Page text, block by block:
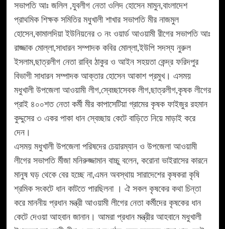
সভাপতি আঃ জলিল ,যুবলীগ নেতা ওলিদ হোসেন মামুন,বাংলাদেশ
প্রাথমিক শিক্ষক সমিতির মধুখালী শাখার সভাপতি মীর নাজমুল
হোসেন,কামালদিয়া ইউনিয়নের ৩ নং ওয়ার্ড আওয়ামী রীগের সভাপতি আঃ
রাজ্জাক মোল্লা,সাধারন সম্পাদক কবির মোল্লা,ইউপি সদস্য নুরুল
ইসলাম,ছাত্রলীগ নেতা রাব্বি ঠাকুর ও আইন সহয়তা কেন্দ্র ফরিদপুর
বিভাগী সাধারন সম্পাদক আক্তার হোসেন আকাশ প্রমুখ। এসময়
মধুখালী উপজেলা আওয়ামী লীগ,স্বেচ্ছাসেবক লীগ,ছাত্রলীগ,কৃষক লীগের
প্রাই ৪০০শত নেতা কর্মী মীর কাপাসেটিয়া গ্রামের কৃষক ফাইজুর রহমান
কুদ্দুসের ৩ একর পাকা ধান স্বেচ্ছায় কেটে বাড়িতে নিয়ে মাড়াই করে
দেন।
এসময় মধুখালী উপজেলা পরিষদের চেয়ারম্যান ও উপজেলা আওয়ামী
লীগের সভাপতি র্মীজা মনিরুজ্জামান বাচ্চু বলেন, করোনা ভাইরাসের কারনে
মানুষ ঘড় থেকে বের হচ্ছে না,এমন অবস্থায় সারাদেশের কৃষকরা কৃষি
শ্রমিক সংকটে ধান কাটতে পারছিলনা । ঐ সকল কৃষকের কথা চিন্তা
করে মাননীয় প্রধান মন্ত্রী আওয়ামী লীগের নেতা কর্মীদের কৃষকের ধান
কেটে দেওয়া আহবান জানান। আমরা প্রধান মন্ত্রীর আহবানে মধুখালী